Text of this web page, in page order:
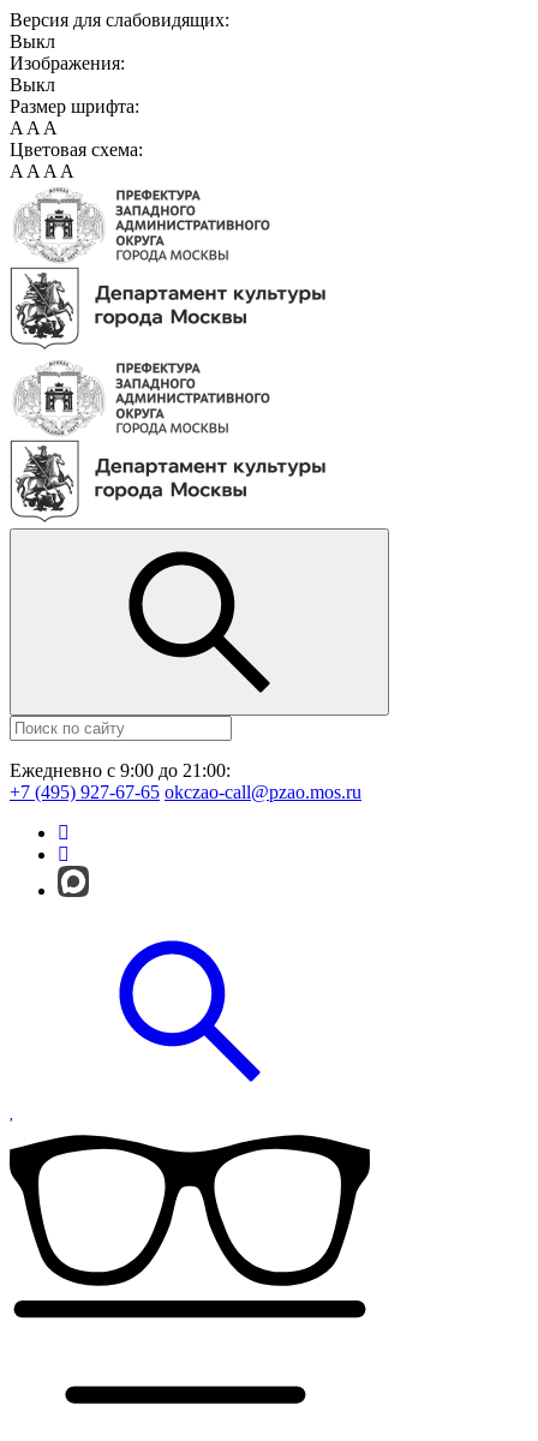
Версия для слабовидящих:
Выкл
Изображения:
Выкл
Размер шрифта:
A A A
Цветовая схема:
A A A A
Ежедневно с 9:00 до 21:00:
+7 (495) 927-67-65 okczao-call@pzao.mos.ru